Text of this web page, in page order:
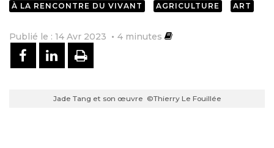
À LA RENCONTRE DU VIVANT AGRICULTURE ART
Publié le : 14 Avr 2023 4 minutes
PARTAGER SUR FACEBOOK
PARTAGER SUR LINKEDIN
IMPRIMER
Jade Tang et son œuvre ©Thierry Le Fouillée